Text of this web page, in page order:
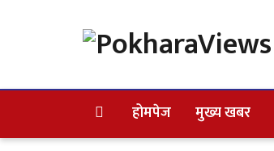
होमपेज मुख्य खबर